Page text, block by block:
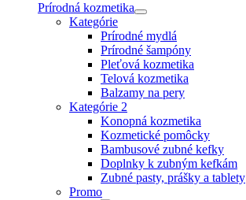
Prírodná kozmetika
Kategórie
Prírodné mydlá
Prírodné šampóny
Pleťová kozmetika
Telová kozmetika
Balzamy na pery
Kategórie 2
Konopná kozmetika
Kozmetické pomôcky
Bambusové zubné kefky
Doplnky k zubným kefkám
Zubné pasty, prášky a tablety
Promo